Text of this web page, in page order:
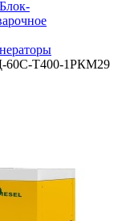
Блок-
60С-Т400-1РКМ29